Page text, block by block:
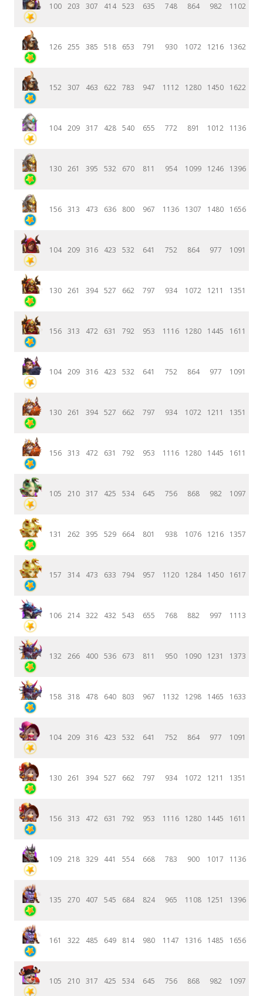
100 203 307 414 523 635 748 864 982 1102
126 255 385 518 653 791 930 1072 1216 1362
152 307 463 622 783 947 1112 1280 1450 1622
104 209 317 428 540 655 772 891 1012 1136
130 261 395 532 670 811 954 1099 1246 1396
156 313 473 636 800 967 1136 1307 1480 1656
104 209 316 423 532 641 752 864 977 1091
130 261 394 527 662 797 934 1072 1211 1351
156 313 472 631 792 953 1116 1280 1445 1611
104 209 316 423 532 641 752 864 977 1091
130 261 394 527 662 797 934 1072 1211 1351
156 313 472 631 792 953 1116 1280 1445 1611
105 210 317 425 534 645 756 868 982 1097
131 262 395 529 664 801 938 1076 1216 1357
157 314 473 633 794 957 1120 1284 1450 1617
106 214 322 432 543 655 768 882 997 1113
132 266 400 536 673 811 950 1090 1231 1373
158 318 478 640 803 967 1132 1298 1465 1633
104 209 316 423 532 641 752 864 977 1091
130 261 394 527 662 797 934 1072 1211 1351
156 313 472 631 792 953 1116 1280 1445 1611
109 218 329 441 554 668 783 900 1017 1136
135 270 407 545 684 824 965 1108 1251 1396
161 322 485 649 814 980 1147 1316 1485 1656
105 210 317 425 534 645 756 868 982 1097